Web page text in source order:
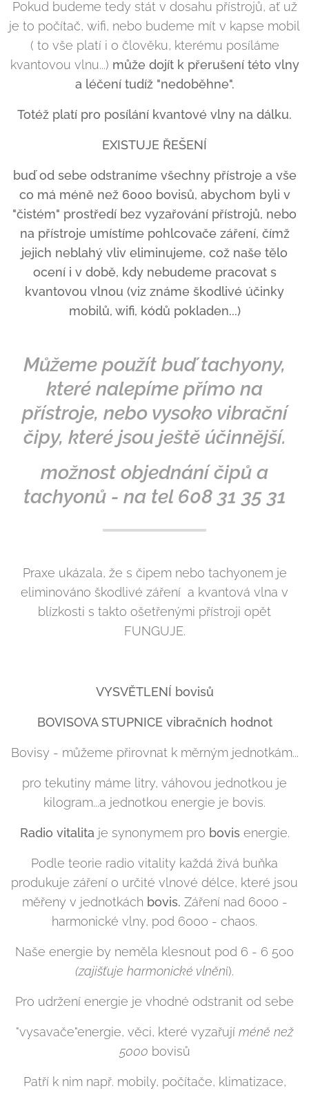
Pokud budeme tedy stát v dosahu přístrojů, ať už
je to počítač, wifi, nebo budeme mít v kapse mobil
( to vše platí i o člověku, kterému posíláme
kvantovou vlnu...) může dojít k přerušení této vlny
a léčení tudíž "nedoběhne".
Totéž platí pro posílání kvantové vlny na dálku.
EXISTUJE ŘEŠENÍ
buď od sebe odstraníme všechny přístroje a vše
co má méně než 6000 bovisů, abychom byli v
"čistém" prostředí bez vyzařování přístrojů, nebo
na přístroje umístíme pohlcovače záření, čímž
jejich neblahý vliv eliminujeme, což naše tělo
ocení i v době, kdy nebudeme pracovat s
kvantovou vlnou (viz známe škodlivé účinky
mobilů, wifi, kódů pokladen...)
Můžeme použít buď tachyony,
které nalepíme přímo na
přístroje, nebo vysoko vibrační
čipy, které jsou ještě účinnější.
možnost objednání čipů a
tachyonů - na tel 608 31 35 31
Praxe ukázala, že s čipem nebo tachyonem je
eliminováno škodlivé záření a kvantová vlna v
blízkosti s takto ošetřenými přístroji opět
FUNGUJE.
VYSVĚTLENÍ bovisů
BOVISOVA STUPNICE vibračních hodnot
Bovisy - můžeme přirovnat k měrným jednotkám...
pro tekutiny máme litry, váhovou jednotkou je
kilogram...a jednotkou energie je bovis.
Radio vitalita je synonymem pro bovis energie.
Podle teorie radio vitality každá živá buňka
produkuje záření o určité vlnové délce, které jsou
měřeny v jednotkách bovis. Záření nad 6000 -
harmonické vlny, pod 6000 - chaos.
Naše energie by neměla klesnout pod 6 - 6 500
(zajišťuje harmonické vlnění).
Pro udržení energie je vhodné odstranit od sebe
"vysavače"energie, věci, které vyzařují méně než
5000 bovisů
Patří k nim např. mobily, počítače, klimatizace,